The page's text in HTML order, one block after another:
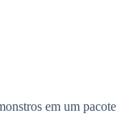
em um pacote